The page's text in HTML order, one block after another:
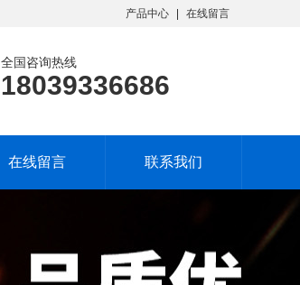
产品中心 在线留言
全国咨询热线
18039336686
在线留言 联系我们